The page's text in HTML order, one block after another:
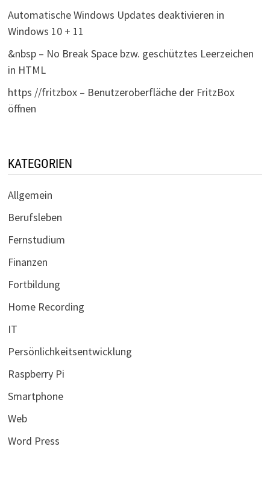
Automatische Windows Updates deaktivieren in
Windows 10 + 11
&nbsp – No Break Space bzw. geschütztes Leerzeichen
in HTML
https //fritzbox – Benutzeroberfläche der FritzBox
öffnen
KATEGORIEN
Allgemein
Berufsleben
Fernstudium
Finanzen
Fortbildung
Home Recording
IT
Persönlichkeitsentwicklung
Raspberry Pi
Smartphone
Web
Word Press